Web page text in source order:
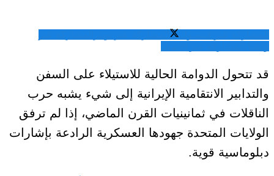
قد تتحول الدوامة الحالية للاستيلاء على السفن
والتدابير الانتقامية الإيرانية إلى شيء يشبه حرب
الناقلات في ثمانينيات القرن الماضي، إذا لم ترفق
الولايات المتحدة جهودها العسكرية الرادعة بإشارات
دبلوماسية قوية.